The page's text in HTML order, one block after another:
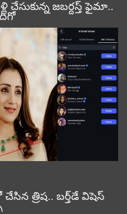
చేసుకున్న జబర్దస్త్ ఫైమా..
త్రిష.. బర్త్‌డే విషెస్